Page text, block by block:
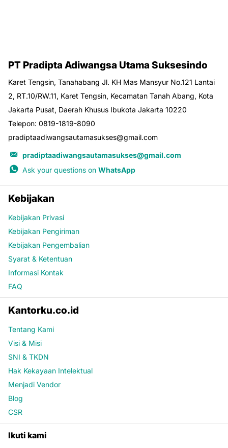
PT Pradipta Adiwangsa Utama Suksesindo
Karet Tengsin, Tanahabang Jl. KH Mas Mansyur No.121 Lantai
2, RT.10/RW.11, Karet Tengsin, Kecamatan Tanah Abang, Kota
Jakarta Pusat, Daerah Khusus Ibukota Jakarta 10220
Telepon: 0819-1819-8090
pradiptaadiwangsautamasukses@gmail.com
pradiptaadiwangsautamasukses@gmail.com
Ask your questions on WhatsApp
Kebijakan
Kebijakan Privasi
Kebijakan Pengiriman
Kebijakan Pengembalian
Syarat & Ketentuan
Informasi Kontak
FAQ
Kantorku.co.id
Tentang Kami
Visi & Misi
SNI & TKDN
Hak Kekayaan Intelektual
Menjadi Vendor
Blog
CSR
Ikuti kami